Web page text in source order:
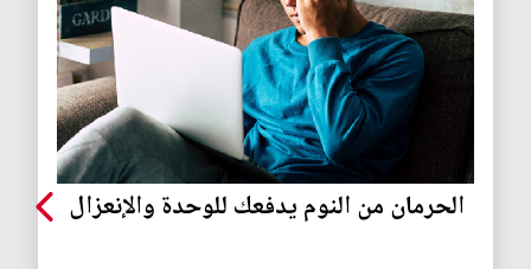
الحرمان من النوم يدفعك للوحدة والإنعزال